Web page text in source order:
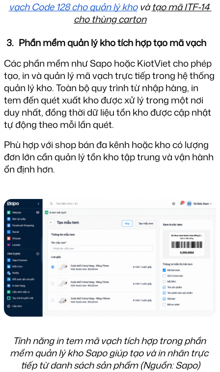
vạch Code 128 cho quản lý kho và tạo mã ITF-14
cho thùng carton
Phần mềm quản lý kho tích hợp tạo mã vạch
Các phần mềm như Sapo hoặc KiotViet cho phép
tạo, in và quản lý mã vạch trực tiếp trong hệ thống
quản lý kho. Toàn bộ quy trình từ nhập hàng, in
tem đến quét xuất kho được xử lý trong một nơi
duy nhất, đồng thời dữ liệu tồn kho được cập nhật
tự động theo mỗi lần quét.
Phù hợp với shop bán đa kênh hoặc kho có lượng
đơn lớn cần quản lý tồn kho tập trung và vận hành
ổn định hơn.
Tính năng in tem mã vạch tích hợp trong phần
mềm quản lý kho Sapo giúp tạo và in nhãn trực
tiếp từ danh sách sản phẩm (Nguồn: Sapo)